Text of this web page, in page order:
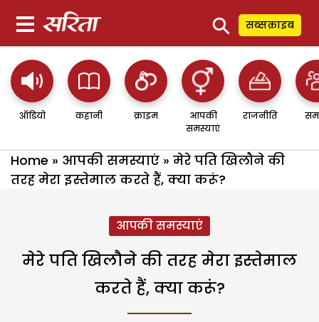
⚲ सब्सक्राइब
ऑडियो कहानी क्राइम
आपकी
समस्याएं
राजनीति
Home » आपकी समस्याएं » मेरे पति खिलौने की
तरह मेरा इस्तेमाल करते हैं, क्या करूं?
आपकी समस्याएं
मेरे पति खिलौने की तरह मेरा इस्तेमाल
करते हैं, क्या करूं?